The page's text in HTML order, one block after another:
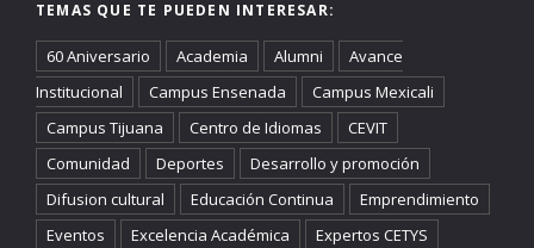
TEMAS QUE TE PUEDEN INTERESAR:
60 Aniversario Academia Alumni
Avance
Institucional
Campus Ensenada
Campus Mexicali
Campus Tijuana
Centro de Idiomas
CEVIT
Comunidad
Deportes
Desarrollo y promoción
Difusion cultural
Educación Continua
Emprendimiento
Eventos
Excelencia Académica
Expertos CETYS